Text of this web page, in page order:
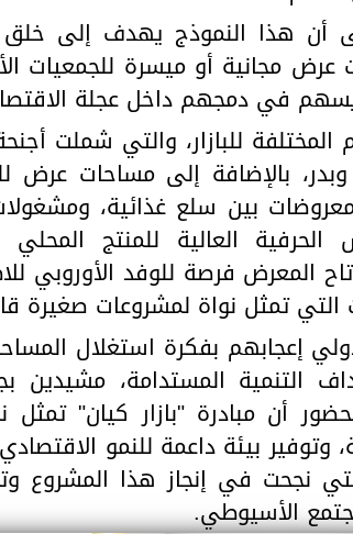
أن هذا النموذج يهدف إلى
مجانية أو ميسرة للجمعيات
يسهم في دمجهم داخل عجلة
للبازار، والتي شملت
بالإضافة إلى مساحات عرض
بين سلع غذائية،
العالية للمنتج المحلي
المعرض فرصة للوفد الأوروبي
التي تمثل نواة لمشروعات صغيرة
إعجابهم بفكرة استغلال
التنمية المستدامة، مشيدين
أن مبادرة "بازار كيان" تمثل
وتوفير بيئة داعمة للنمو
نجحت في إنجاز هذا المشروع
الأسيوطي.